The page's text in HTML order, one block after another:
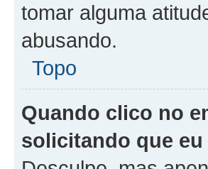
tomar alguma
abusando.
Topo
Quando clico no
solicitando que